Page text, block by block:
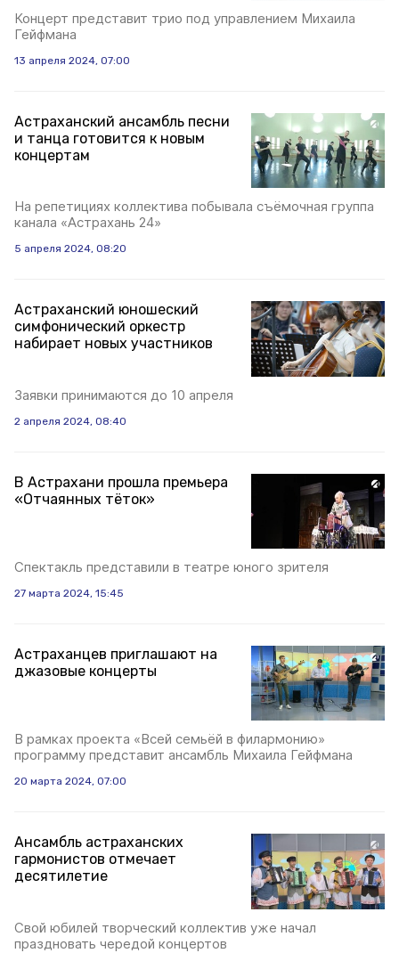
Концерт представит трио под управлением Михаила
Гейфмана
13 апреля 2024, 07:00
Астраханский ансамбль песни
и танца готовится к новым
концертам
На репетициях коллектива побывала съёмочная группа
канала «Астрахань 24»
5 апреля 2024, 08:20
Астраханский юношеский
симфонический оркестр
набирает новых участников
Заявки принимаются до 10 апреля
2 апреля 2024, 08:40
В Астрахани прошла премьера
«Отчаянных тёток»
Спектакль представили в театре юного зрителя
27 марта 2024, 15:45
Астраханцев приглашают на
джазовые концерты
В рамках проекта «Всей семьёй в филармонию»
программу представит ансамбль Михаила Гейфмана
20 марта 2024, 07:00
Ансамбль астраханских
гармонистов отмечает
десятилетие
Свой юбилей творческий коллектив уже начал
праздновать чередой концертов